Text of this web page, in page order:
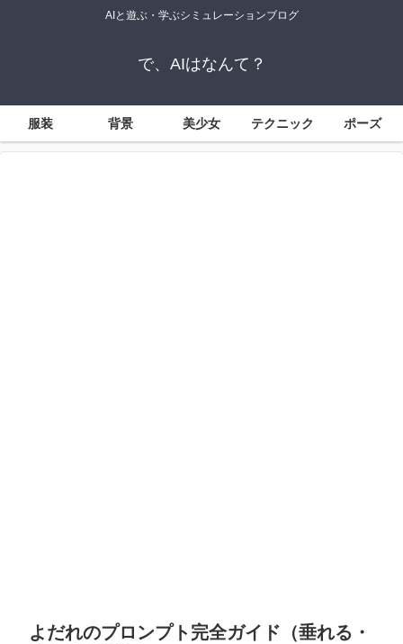
AIと遊ぶ・学ぶシミュレーションブログ
で、AIはなんて？
服装 背景 美少女 テクニック ポーズ
よだれのプロンプト完全ガイド（垂れる・